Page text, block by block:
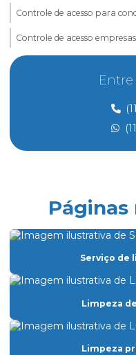
Controle de acesso para
Controle de acesso empresas
Controle de acesso e portaria
Controle de acesso preço
Controle de acesso de
Eletricista de manutenção
Empresa de dedetização
Empresa especializada em
Empresa especializada em
Empresa de facilities prediais
Páginas
Serviço de
Limpeza
Limpeza